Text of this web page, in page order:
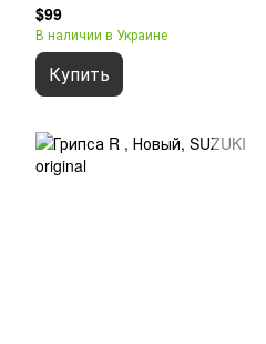
$99
В наличии в Украине
Купить